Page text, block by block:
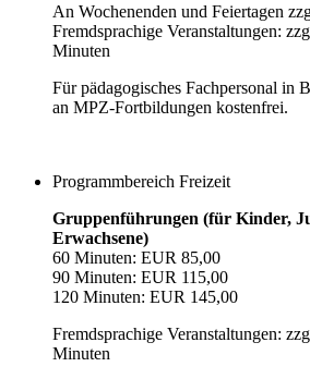
An Wochenenden und Feiertagen
Fremdsprachige Veranstaltungen:
Minuten
Für pädagogisches Fachpersonal in
an MPZ-Fortbildungen kostenfrei.
Programmbereich Freizeit
Gruppenführungen (für Kinder,
Erwachsene)
60 Minuten: EUR 85,00
90 Minuten: EUR 115,00
120 Minuten: EUR 145,00
Fremdsprachige Veranstaltungen:
Minuten